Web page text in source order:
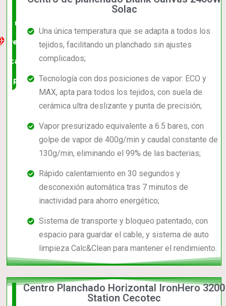
La
mejor
relación
calidad-
precio
Solac
Una única temperatura que se adapta a todos los
tejidos, facilitando un planchado sin ajustes
complicados;
Tecnología con dos posiciones de vapor: ECO y
MAX, apta para todos los tejidos, con suela de
cerámica ultra deslizante y punta de precisión;
Vapor presurizado equivalente a 6.5 bares, con
golpe de vapor de 400g/min y caudal constante de
130g/min, eliminando el 99% de las bacterias;
Rápido calentamiento en 30 segundos y
desconexión automática tras 7 minutos de
inactividad para ahorro energético;
Sistema de transporte y bloqueo patentado, con
espacio para guardar el cable, y sistema de auto
limpieza Calc&Clean para mantener el rendimiento.
El +
Centro Planchado Horizontal IronHero 3200
Station Cecotec